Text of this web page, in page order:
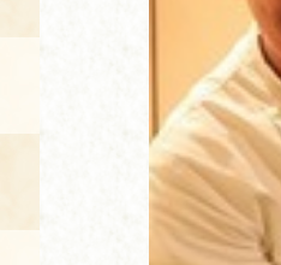
キャン
食の海
展示室
お土産コ
レン
備品リス
団体